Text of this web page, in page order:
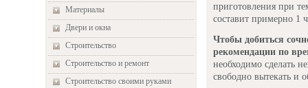
Материалы
Двери и окна
Строительство
Строительство и ремонт
Строительство своими руками
приготовления при
составит примерно 1
Чтобы добиться
рекомендации по
необходимо сделать
свободно вытекать и